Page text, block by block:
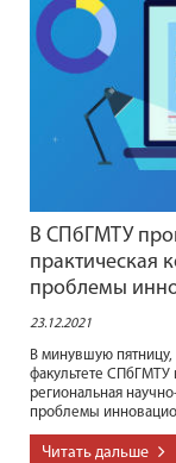
В СПбГМТУ
практическая
проблемы
23.12.2021
В минувшую
факультете СПбГМТУ
региональная
проблемы
Читать дальше